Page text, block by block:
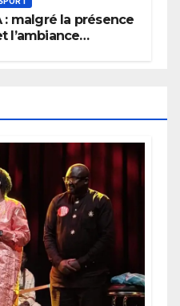
: malgré la présence
l’ambiance